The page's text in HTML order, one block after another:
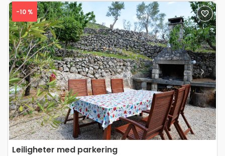
Previous Next
-10 %
Leiligheter med parkering